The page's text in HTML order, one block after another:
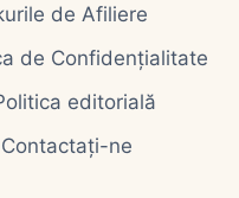
de Afiliere
de Confidențialitate
editorială
Contactați-ne